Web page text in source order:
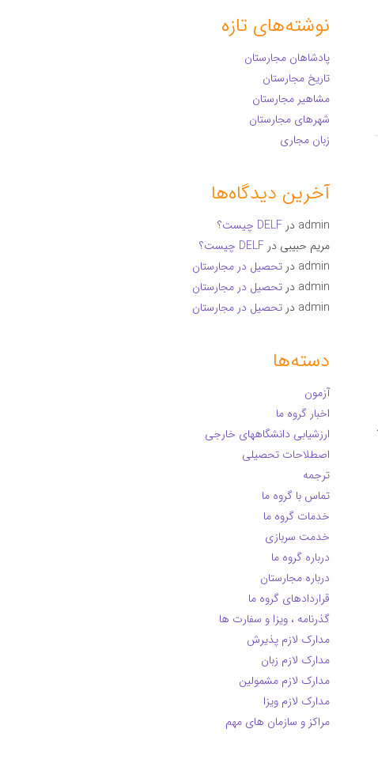
نوشته‌های تازه
پادشاهان مجارستان
تاریخ مجارستان
مشاهیر مجارستان
شهرهای مجارستان
زبان مجاری
آخرین دیدگاه‌ها
admin در DELF چیست؟
مریم حبیبی در DELF چیست؟
admin در تحصیل در مجارستان
admin در تحصیل در مجارستان
admin در تحصیل در مجارستان
دسته‌ها
آزمون
اخبار گروه ما
ارزشیابی دانشگاههای خارجی
اصطلاحات تحصیلی
ترجمه
تماس با گروه ما
خدمات گروه ما
خدمت سربازی
درباره گروه ما
درباره مجارستان
قراردادهای گروه ما
گذرنامه ، ویزا و سفارت ها
مدارک لازم پذیرش
مدارک لازم زبان
مدارک لازم مشمولین
مدارک لازم ویزا
مراکز و سازمان های مهم